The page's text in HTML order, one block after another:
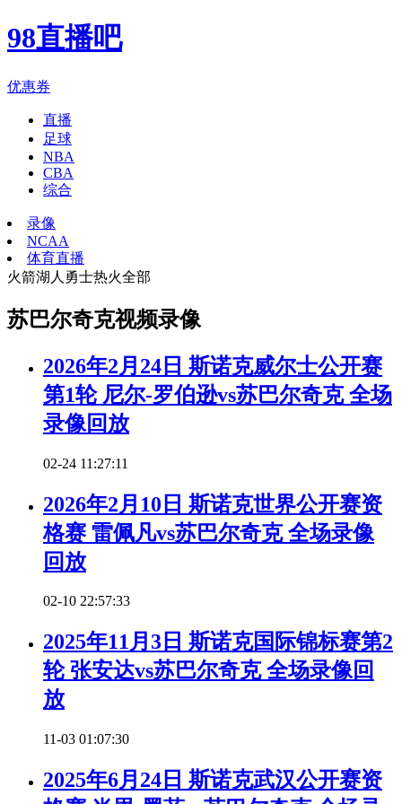
98直播吧
优惠券
直播
足球
NBA
CBA
综合
录像
NCAA
体育直播
火箭湖人 勇士热火全部
苏巴尔奇克视频录像
2026年2月24日 斯诺克威尔士公开赛
第1轮 尼尔-罗伯逊vs苏巴尔奇克 全场
录像回放
02-24 11:27:11
2026年2月10日 斯诺克世界公开赛资
格赛 雷佩凡vs苏巴尔奇克 全场录像
回放
02-10 22:57:33
2025年11月3日 斯诺克国际锦标赛第2
轮 张安达vs苏巴尔奇克 全场录像回
放
11-03 01:07:30
2025年6月24日 斯诺克武汉公开赛资